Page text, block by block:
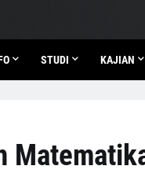
STUDI KAJIAN